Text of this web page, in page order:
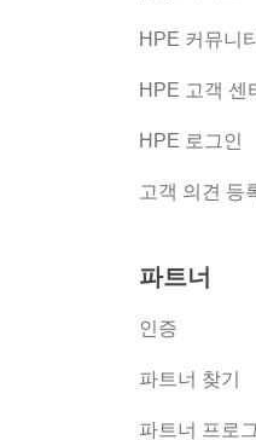
HPE 커뮤니티
HPE 고객 센
HPE 로그인
고객 의견 등
파트너
인증
파트너 찾기
파트너 프로